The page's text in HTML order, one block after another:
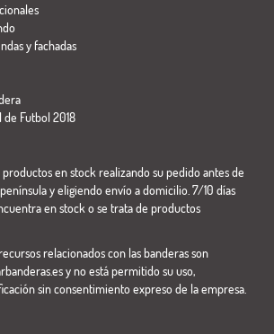
y fachadas
de Futbol 2018
en stock realizando su pedido antes de
y eligiendo envío a domicilio. 7/10 días
en stock o se trata de productos
relacionados con las banderas son
y no está permitido su uso,
sin consentimiento expreso de la empresa.